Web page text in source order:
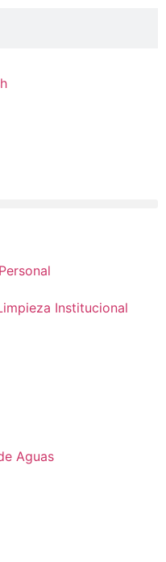
Institucional
Aguas